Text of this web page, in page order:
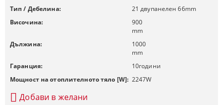
Тип / Дебелина:
21 двупанелен 66mm
Височина:
900
mm
Дължина:
1000
mm
Гаранция:
10години
Мощност на отоплителното тяло [W]: 2247W
Добави в желани